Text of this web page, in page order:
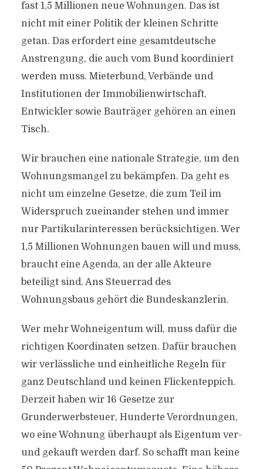
fast 1,5 Millionen neue Wohnungen. Das ist
nicht mit einer Politik der kleinen Schritte
getan. Das erfordert eine gesamtdeutsche
Anstrengung, die auch vom Bund koordiniert
werden muss. Mieterbund, Verbände und
Institutionen der Immobilienwirtschaft,
Entwickler sowie Bauträger gehören an einen
Tisch.
Wir brauchen eine nationale Strategie, um den
Wohnungsmangel zu bekämpfen. Da geht es
nicht um einzelne Gesetze, die zum Teil im
Widerspruch zueinander stehen und immer
nur Partikularinteressen berücksichtigen. Wer
1,5 Millionen Wohnungen bauen will und muss,
braucht eine Agenda, an der alle Akteure
beteiligt sind. Ans Steuerrad des
Wohnungsbaus gehört die Bundeskanzlerin.
Wer mehr Wohneigentum will, muss dafür die
richtigen Koordinaten setzen. Dafür brauchen
wir verlässliche und einheitliche Regeln für
ganz Deutschland und keinen Flickenteppich.
Derzeit haben wir 16 Gesetze zur
Grunderwerbsteuer, Hunderte Verordnungen,
wo eine Wohnung überhaupt als Eigentum ver-
und gekauft werden darf. So schafft man keine